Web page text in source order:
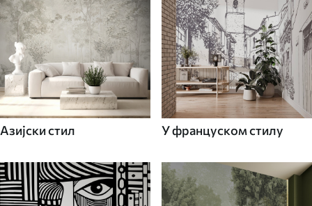
Азијски стил У француском стилу